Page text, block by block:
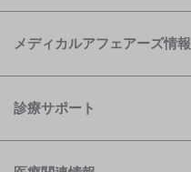
メディカルアフェアーズ情報
診療サポート